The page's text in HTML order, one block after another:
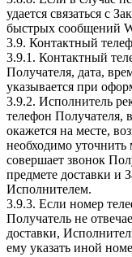
удается связаться с
быстрых сообщений
3.9. Контактный
3.9.1. Контактный
Получателя, дата,
указывается при
3.9.2. Исполнитель
телефон Получателя,
окажется на месте,
необходимо
совершает звонок
предмете доставки и
Исполнителем.
3.9.3. Если номер
Получатель не
доставки,
ему указать иной